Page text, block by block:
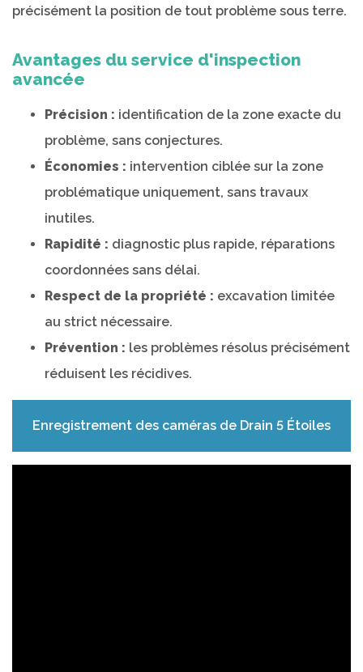
précisément la position de tout problème sous terre.
Avantages du service d'inspection
avancée
Précision : identification de la zone exacte du
problème, sans conjectures.
Économies : intervention ciblée sur la zone
problématique uniquement, sans travaux
inutiles.
Rapidité : diagnostic plus rapide, réparations
coordonnées sans délai.
Respect de la propriété : excavation limitée
au strict nécessaire.
Prévention : les problèmes résolus précisément
réduisent les récidives.
Enregistrement des caméras de Drain 5 Étoiles